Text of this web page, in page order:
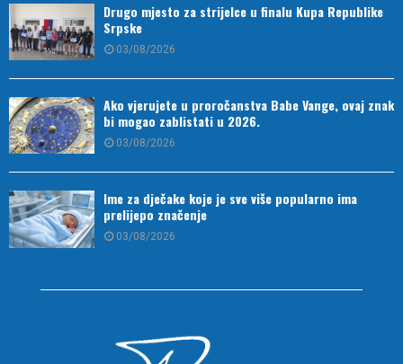
Drugo mjesto za strijelce u finalu Kupa Republike
Srpske
03/08/2026
Ako vjerujete u proročanstva Babe Vange, ovaj znak
bi mogao zablistati u 2026.
03/08/2026
Ime za dječake koje je sve više popularno ima
prelijepo značenje
03/08/2026